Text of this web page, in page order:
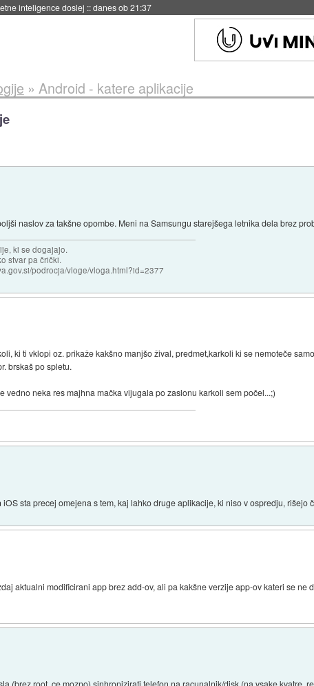
inteligence doslej ::danes ob 21:37
» Android - katere aplikacije
naslov za takšne opombe. Meni na Samsungu starejšega letnika dela brez
ki se dogajajo.
stvar pa črički.
podrocja/vloge/vloga.html?id=2377
ki ti vklopi oz. prikaže kakšno manjšo žival, predmet,karkoli ki se nemoteče
brskaš po spletu.
vedno neka res majhna mačka vijugala po zaslonu karkoli sem počel...;)
sta precej omejena s tem, kaj lahko druge aplikacije, ki niso v ospredju, rišejo
aktualni modificirani app brez add-ov, ali pa kakšne verzije app-ov kateri se